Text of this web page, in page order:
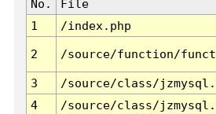
No. File
1
/index.php
2 /source/function/
3 /source/class/
4
/source/class/